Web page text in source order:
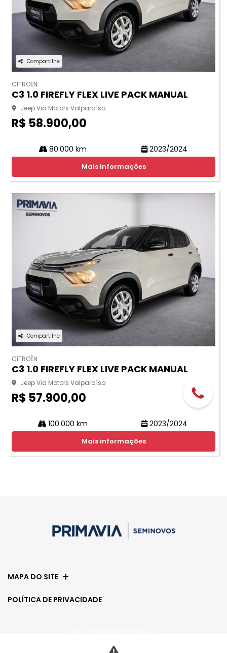
Compartilhe
CITROËN
C3 1.0 FIREFLY FLEX LIVE PACK MANUAL
Jeep Via Motors Valparaíso
R$ 58.900,00
80.000 km 2023/2024
Mais informações
Compartilhe
CITROËN
C3 1.0 FIREFLY FLEX LIVE PACK MANUAL
Jeep Via Motors Valparaíso
R$ 57.900,00
100.000 km 2023/2024
Mais informações
MAPA DO SITE
POLÍTICA DE PRIVACIDADE